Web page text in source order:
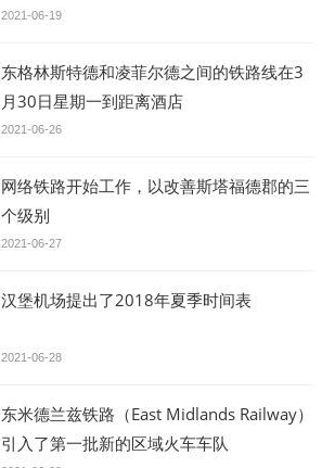
2021-06-19
东格林斯特德和凌菲尔德之间的铁路线在3
月30日星期一到距离酒店
2021-06-26
网络铁路开始工作，以改善斯塔福德郡的三
个级别
2021-06-27
汉堡机场提出了2018年夏季时间表
2021-06-28
东米德兰兹铁路（East Midlands Railway）
引入了第一批新的区域火车车队